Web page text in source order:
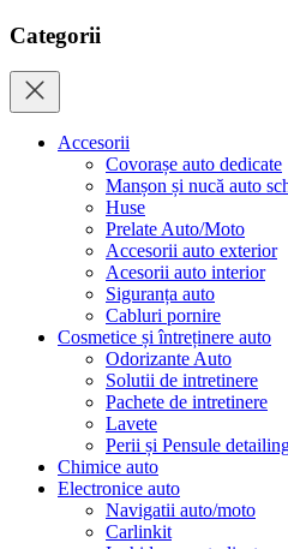
Categorii
Accesorii
Covorașe auto dedicate
Manșon și nucă auto
Huse
Prelate Auto/Moto
Accesorii auto exterior
Acesorii auto interior
Siguranța auto
Cabluri pornire
Cosmetice și întreținere auto
Odorizante Auto
Solutii de intretinere
Pachete de intretinere
Lavete
Perii și Pensule
Chimice auto
Electronice auto
Navigatii auto/moto
Carlinkit